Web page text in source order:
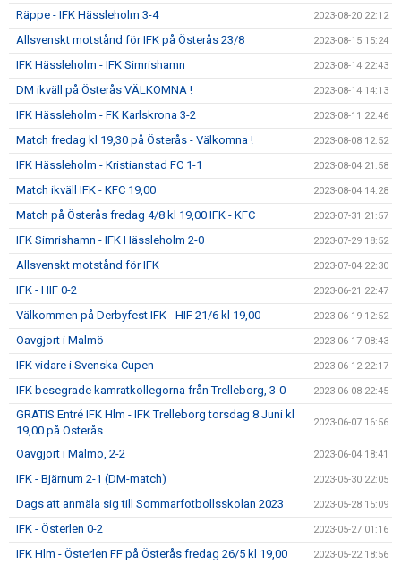
Räppe - IFK Hässleholm 3-4 2023-08-20 22:12
Allsvenskt motstånd för IFK på Österås 23/8 2023-08-15 15:24
IFK Hässleholm - IFK Simrishamn 2023-08-14 22:43
DM ikväll på Österås VÄLKOMNA ! 2023-08-14 14:13
IFK Hässleholm - FK Karlskrona 3-2 2023-08-11 22:46
Match fredag kl 19,30 på Österås - Välkomna ! 2023-08-08 12:52
IFK Hässleholm - Kristianstad FC 1-1 2023-08-04 21:58
Match ikväll IFK - KFC 19,00 2023-08-04 14:28
Match på Österås fredag 4/8 kl 19,00 IFK - KFC 2023-07-31 21:57
IFK Simrishamn - IFK Hässleholm 2-0 2023-07-29 18:52
Allsvenskt motstånd för IFK 2023-07-04 22:30
IFK - HIF 0-2 2023-06-21 22:47
Välkommen på Derbyfest IFK - HIF 21/6 kl 19,00 2023-06-19 12:52
Oavgjort i Malmö 2023-06-17 08:43
IFK vidare i Svenska Cupen 2023-06-12 22:17
IFK besegrade kamratkollegorna från Trelleborg, 3-0 2023-06-08 22:45
GRATIS Entré IFK Hlm - IFK Trelleborg torsdag 8 Juni kl
19,00 på Österås
2023-06-07 16:56
Oavgjort i Malmö, 2-2 2023-06-04 18:41
IFK - Bjärnum 2-1 (DM-match) 2023-05-30 22:05
Dags att anmäla sig till Sommarfotbollsskolan 2023 2023-05-28 15:09
IFK - Österlen 0-2 2023-05-27 01:16
IFK Hlm - Österlen FF på Österås fredag 26/5 kl 19,00 2023-05-22 18:56